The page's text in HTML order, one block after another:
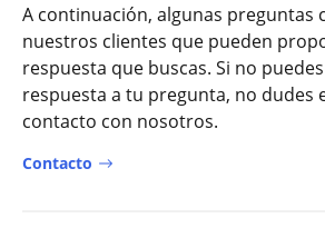
A continuación, algunas preguntas
nuestros clientes que pueden
respuesta que buscas. Si no
respuesta a tu pregunta, no dudes
contacto con nosotros.
Contacto